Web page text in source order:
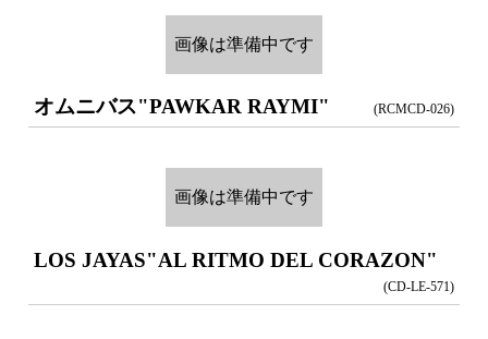
画像は準備中です
オムニバス"PAWKAR RAYMI" (RCMCD-026)
画像は準備中です
LOS JAYAS"AL RITMO DEL CORAZON"
(CD-LE-571)